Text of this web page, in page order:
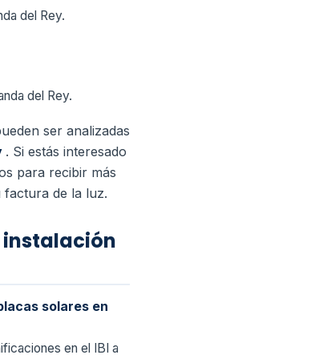
del Rey.
del Rey.
ser analizadas
. Si estás interesado
para recibir más
de la luz.
instalación
solares en
en el IBI a